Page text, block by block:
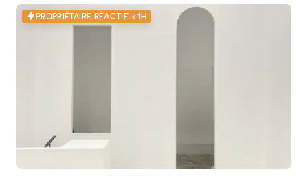
PROPRIÉTAIRE RÉACTIF < 1H